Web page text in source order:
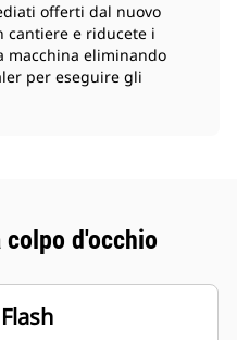
offerti dal nuovo
cantiere e riducete i
macchina eliminando
per eseguire gli
d'occhio